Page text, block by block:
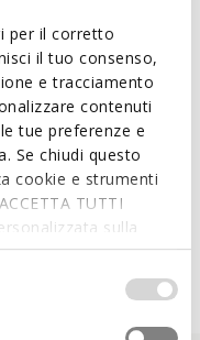
per il corretto
il tuo consenso,
e tracciamento
contenuti
tue preferenze e
Se chiudi questo
cookie e strumenti
TUTTI
sulla
quali cookies ed
Per maggiori
momento le
tasche esterne; 1
staccabili